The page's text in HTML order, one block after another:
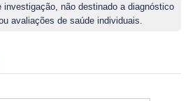
investigação, não destinado a diagnóstico
avaliações de saúde individuais.